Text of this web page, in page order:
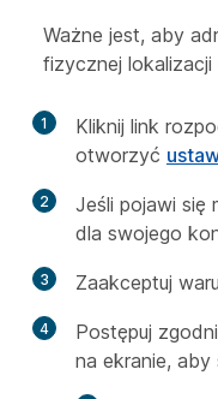
Ważne jest, aby
fizycznej lokalizacji
1
Kliknij link
otworzyć
2
Jeśli pojawi się
dla swojego
3 Zaakceptuj
4
Postępuj
na ekranie, aby